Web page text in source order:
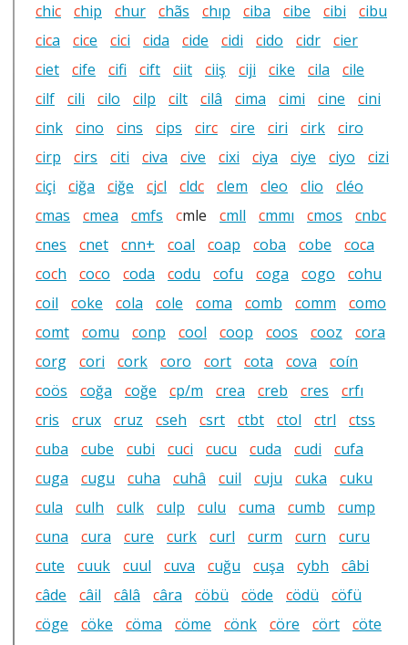
chic chip chur chãs chıp ciba cibe cibi cibu
cica cice cici cida cide cidi cido cidr cier
ciet cife cifi cift ciit ciiş ciji cike cila cile
cilf cili cilo cilp cilt cilâ cima cimi cine cini
cink cino cins cips circ cire ciri cirk ciro
cirp cirs citi civa cive cixi ciya ciye ciyo cizi
ciçi ciğa ciğe cjcl cldc clem cleo clio cléo
cmas cmea cmfs cmle cmll cmmı cmos cnbc
cnes cnet cnn+ coal coap coba cobe coca
coch coco coda codu cofu coga cogo cohu
coil coke cola cole coma comb comm como
comt comu conp cool coop coos cooz cora
corg cori cork coro cort cota cova coín
coös coğa coğe cp/m crea creb cres crfı
cris crux cruz cseh csrt ctbt ctol ctrl ctss
cuba cube cubi cuci cucu cuda cudi cufa
cuga cugu cuha cuhâ cuil cuju cuka cuku
cula culh culk culp culu cuma cumb cump
cuna cura cure curk curl curm curn curu
cute cuuk cuul cuva cuğu cuşa cybh câbi
câde câil câlâ câra cöbü cöde cödü cöfü
cöge cöke cöma cöme cönk cöre cört cöte